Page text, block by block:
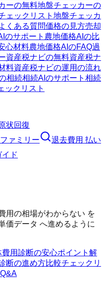
ーの無料地盤チェッカーの
ェックリスト 地盤チェッカ
くある質問価格の見方売却
のサポート 農地価格AIの比
心材料農地価格AIのFAQ過
資産税ナビの無料資産税ナ
料資産税ナビの運用の流れ
相続相続AIのサポート 相続
ックリスト
状回復
ァミリー
退去費用 払い
ド
用の相場がわからない を
価データ へ進めるように
費用診断の安心ポイント 解
断の進め方比較チェックリ